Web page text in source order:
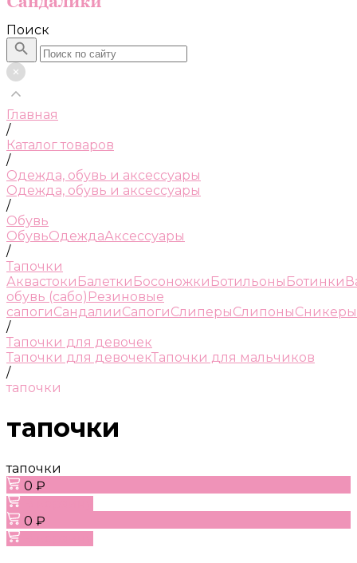
Поиск
Главная
/
Каталог товаров
/
Одежда, обувь и аксессуары
Одежда, обувь и аксессуары
/
Обувь
ОбувьОдеждаАксессуары
/
Тапочки
Аквастоки Балетки Босоножки Ботильоны Ботинки
обувь (сабо) Резиновые
сапогиСандалииСапогиСлиперыСлипоныСникеры
/
Тапочки для девочек
Тапочки для девочекТапочки для мальчиков
/
тапочки
тапочки
тапочки
0 ₽
0 ₽